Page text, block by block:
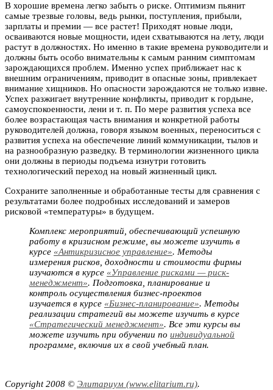
В хорошие времена легко забыть о риске. Оптимизм пьянит
самые трезвые головы, ведь рынки, поступления, прибыли,
зарплаты и премии — все растет! Приходят новые люди,
осваиваются новые мощности, идеи схватываются на лету, люди
растут в должностях. Но именно в такие времена руководители и
должны быть особо внимательны к самым ранним симптомам
зарождающихся проблем. Именно успех приближает нас к
внешним ограничениям, приводит в опасные зоны, привлекает
внимание хищников. Но опасности зарождаются не только извне.
Успех разжигает внутренние конфликты, приводит к гордыне,
самоуспокоенности, лени и т. п. По мере развития успеха все
более возрастающая часть внимания и конкретной работы
руководителей должна, говоря языком военных, переноситься с
развития успеха на обеспечение линий коммуникации, тылов и
на разнообразную разведку. В терминологии жизненного цикла
они должны в периоды подъема изнутри готовить
технологический переход на новый жизненный цикл.
Сохраните заполненные и обработанные тесты для сравнения с
результатами более подробных исследований и замеров
рисковой «температуры» в будущем.
Комплекс мероприятий, обеспечивающий успешную
работу в кризисном режиме, вы можете изучить в
курсе «Антикризисное управление». Методы
измерения рисков, доходности и стоимости фирмы
изучаются в курсе «Управление рисками — риск-
менеджмент». Подготовка, планирование и
контроль осуществления бизнес-проектов
изучается в курсе «Бизнес-планирование». Методы
реализации стратегий вы можете изучить в курсе
«Стратегический менеджмент». Все эти курсы вы
можете изучить при обучении по индивидуальной
программе, включив их в свой учебный план.
Copyright 2008 © Элитариум (www.elitarium.ru).